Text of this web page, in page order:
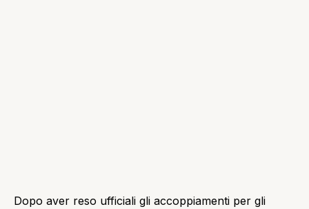
Dopo aver reso ufficiali gli accoppiamenti per gli